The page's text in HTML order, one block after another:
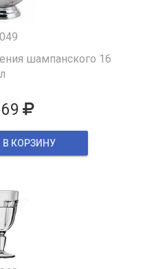
шампанского 16
л
КОРЗИНУ